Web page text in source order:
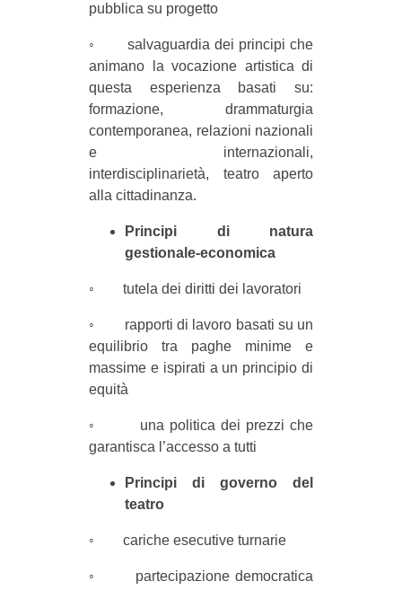
pubblica su progetto
◦ salvaguardia dei principi che
animano la vocazione artistica di
questa esperienza basati su:
formazione, drammaturgia
contemporanea, relazioni nazionali
e internazionali,
interdisciplinarietà, teatro aperto
alla cittadinanza.
Principi di natura
gestionale-economica
◦ tutela dei diritti dei lavoratori
◦ rapporti di lavoro basati su un
equilibrio tra paghe minime e
massime e ispirati a un principio di
equità
◦ una politica dei prezzi che
garantisca l’accesso a tutti
Principi di governo del
teatro
◦ cariche esecutive turnarie
◦ partecipazione democratica